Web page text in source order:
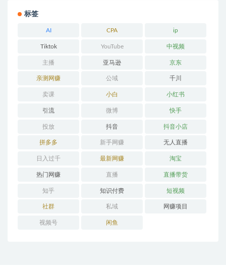
标签
AI CPA ip
Tiktok YouTube 中视频
主播 亚马逊 京东
亲测网赚 公域 千川
卖课 小白 小红书
引流 微博 快手
投放 抖音 抖音小店
拼多多 新手网赚 无人直播
日入过千 最新网赚 淘宝
热门网赚 直播 直播带货
知乎 知识付费 短视频
社群 私域 网赚项目
视频号 闲鱼